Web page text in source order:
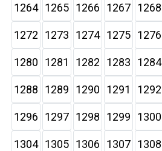
1264 1265 1266 1267 1268
1272 1273 1274 1275 1276
1280 1281 1282 1283 1284
1288 1289 1290 1291 1292
1296 1297 1298 1299 1300
1304 1305 1306 1307 1308